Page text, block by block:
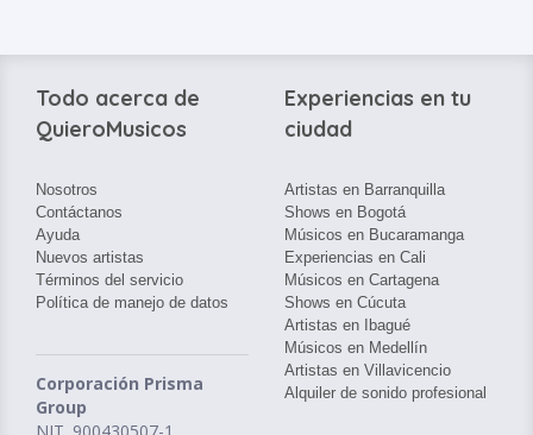
Todo acerca de
QuieroMusicos
Nosotros
Contáctanos
Ayuda
Nuevos artistas
Términos del servicio
Política de manejo de datos
Corporación Prisma
Group
NIT. 900430507-1
Experiencias en tu
ciudad
Artistas en Barranquilla
Shows en Bogotá
Músicos en Bucaramanga
Experiencias en Cali
Músicos en Cartagena
Shows en Cúcuta
Artistas en Ibagué
Músicos en Medellín
Artistas en Villavicencio
Alquiler de sonido profesional